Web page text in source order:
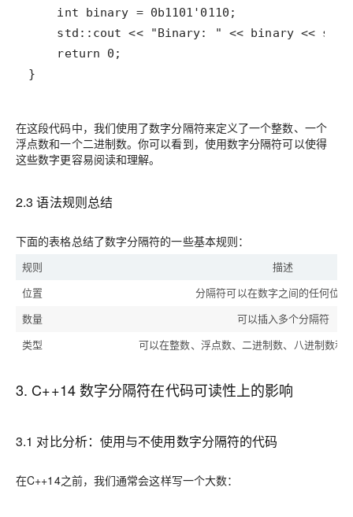
}
在这段代码中，我们使用了数字分隔符来定义了一个整数、一个
浮点数和一个二进制数。你可以看到，使用数字分隔符可以使得
这些数字更容易阅读和理解。
2.3 语法规则总结
下面的表格总结了数字分隔符的一些基本规则：
规则
描述
位置
分隔符可以在数字之间的任何位
数量
可以插入多个分隔符
类型
可以在整数、浮点数、二进制数、八进制数和
3. C++14 数字分隔符在代码可读性上的影响
3.1 对比分析：使用与不使用数字分隔符的代码
在C++14之前，我们通常会这样写一个大数：